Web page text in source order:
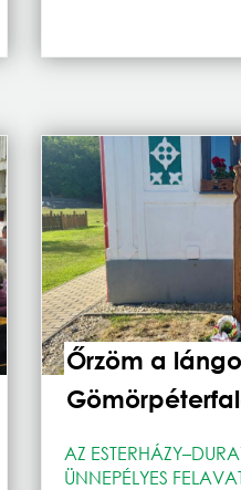
Őrzöm a
AZ
ÜNNEPÉLYES